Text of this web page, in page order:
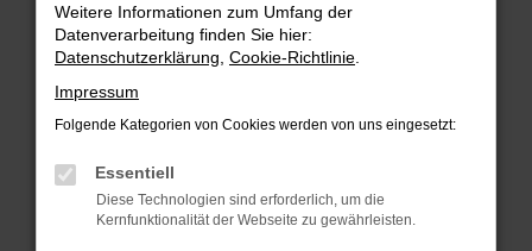
Fehler: Network Error
Beim Laden ist ein Fehler aufgetreten.
Hier sind ein paar Tipps, die dir helfen können:
Überprüfe deine Firewall und deine
Internetverbindung.
Weitere Informationen zum Umfang der
Datenverarbeitung finden Sie hier:
Datenschutzerklärung Cookie-Richtlinie
Impressum
Folgende Kategorien von Cookies werden von uns eingesetzt:
Essentiell
Diese Technologien sind erforderlich, um die
Kernfunktionalität der Webseite zu gewährleisten.